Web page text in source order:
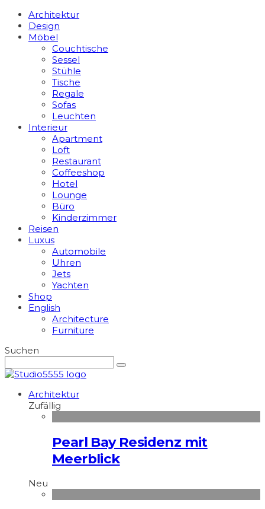
Architektur
Design
Möbel
Couchtische
Sessel
Stühle
Tische
Regale
Sofas
Leuchten
Interieur
Apart­ment
Loft
Restaurant
Coffeeshop
Hotel
Lounge
Büro
Kinderzimmer
Reisen
Luxus
Automobile
Uhren
Jets
Yachten
Shop
English
Architecture
Furniture
Suchen
Architektur
Zufällig
Pearl Bay Residenz mit
Meerblick
Neu